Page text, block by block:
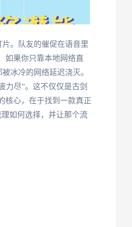
。队友的催促在语音里
如果你只靠本地网络直
冰冷的网络延迟浇灭。
力尽”。这不仅仅是古剑
核心，在于找到一款真正
如何选择，并让那个流